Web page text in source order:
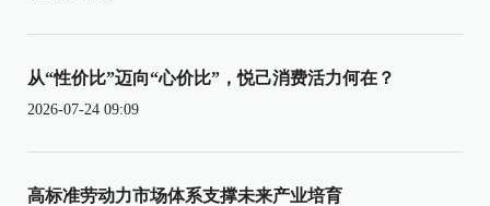
从“性价比”迈向“心价比”，悦己消费活力何在？
2026-07-24 09:09
高标准劳动力市场体系支撑未来产业培育